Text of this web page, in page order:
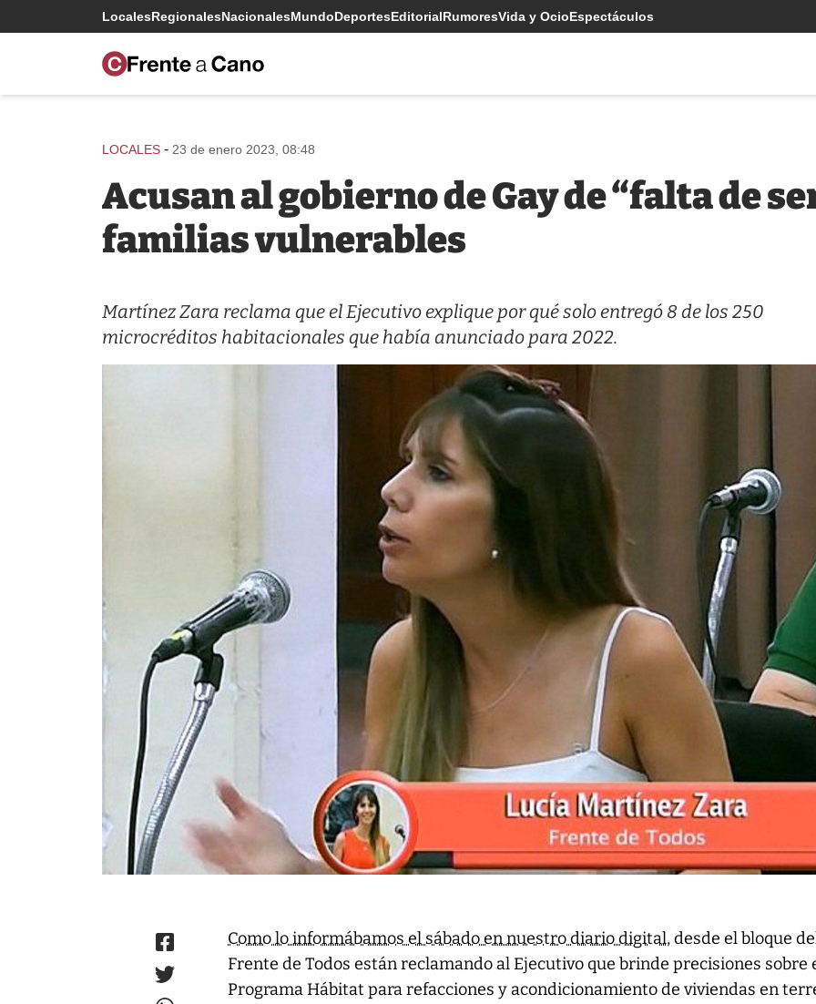
LocalesRegionalesNacionalesMundoDeportesEditorialRumoresVida y OcioEspectáculos
LOCALES - 23 de enero 2023, 08:48
Acusan al gobierno de Gay de “falta de
familias vulnerables
Martínez Zara reclama que el Ejecutivo explique por qué solo entregó 8 de los 250
microcréditos habitacionales que había anunciado para 2022.
Como lo informábamos el sábado en nuestro diario digital, desde el bloque
Frente de Todos están reclamando al Ejecutivo que brinde precisiones sobre
Programa Hábitat para refacciones y acondicionamiento de viviendas en